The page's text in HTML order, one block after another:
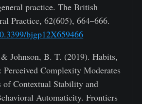
practice. The British
Practice, 62(605), 664–666.
bjgp12X659466
Johnson, B. T. (2019). Habits,
Perceived Complexity Moderates
of Contextual Stability and
Automaticity. Frontiers